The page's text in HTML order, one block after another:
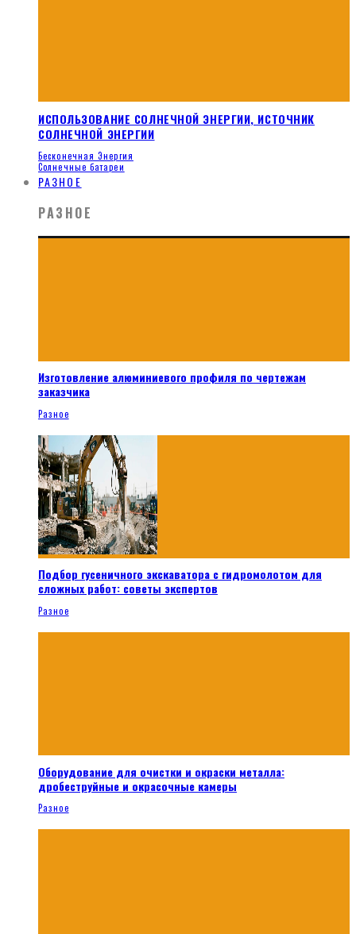
ИСПОЛЬЗОВАНИЕ СОЛНЕЧНОЙ ЭНЕРГИИ, ИСТОЧНИК
СОЛНЕЧНОЙ ЭНЕРГИИ
Бесконечная Энергия
Солнечные батареи
РАЗНОЕ
РАЗНОЕ
Изготовление алюминиевого профиля по чертежам
заказчика
Разное
Подбор гусеничного экскаватора с гидромолотом для
сложных работ: советы экспертов
Разное
Оборудование для очистки и окраски металла:
дробеструйные и окрасочные камеры
Разное